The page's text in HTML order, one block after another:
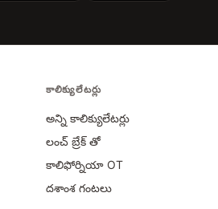
కాలిక్యులేటర్లు
అన్ని కాలిక్యులేటర్లు
లంచ్ బ్రేక్ తో
కాలిఫోర్నియా OT
దశాంశ గంటలు